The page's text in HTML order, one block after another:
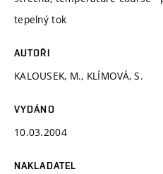
tepelný tok
AUTOŘI
KALOUSEK, M., KLÍMOVÁ, S.
VYDÁNO
10.03.2004
NAKLADATEL